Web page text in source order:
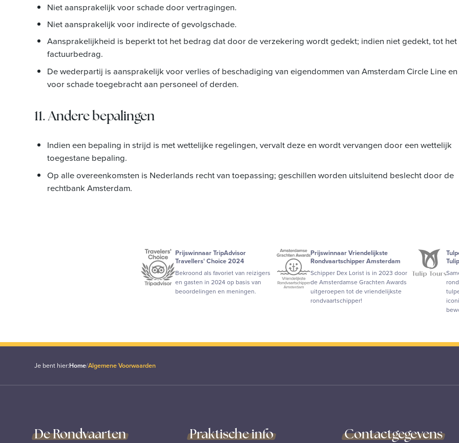
Niet aansprakelijk voor schade door vertragingen.
Niet aansprakelijk voor indirecte of gevolgschade.
Aansprakelijkheid is beperkt tot het bedrag dat door de verzekering wordt gedekt; indien niet gedekt, tot het
factuurbedrag.
De wederpartij is aansprakelijk voor verlies of beschadiging van eigendommen van Amsterdam Circle Line en
voor schade toegebracht aan personeel of derden.
11. Andere bepalingen
Indien een bepaling in strijd is met wettelijke regelingen, vervalt deze en wordt vervangen door een wettelijk
toegestane bepaling.
Op alle overeenkomsten is Nederlands recht van toepassing; geschillen worden uitsluitend beslecht door de
rechtbank Amsterdam.
Prijswinnaar TripAdvisor
Travellers' Choice 2024
Bekroond als favoriet van reizigers
en gasten in 2024 op basis van
beoordelingen en meningen.
Prijswinnaar Vriendelijkste
Rondvaartschipper Amsterdam
Schipper Dex Lorist is in 2023 door
de Amsterdamse Grachten Awards
uitgeroepen tot de vriendelijkste
rondvaartschipper!
Je bent hier:Home/Algemene Voorwaarden
De Rondvaarten Praktische info Contactgegevens